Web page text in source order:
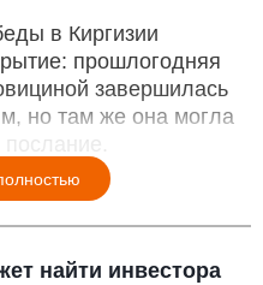
в Киргизии
прошлогодняя
завершилась
но там же она могла
найти инвестора